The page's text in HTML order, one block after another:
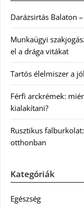
Darázsirtás Balaton
Munkaügyi
el a drága vitákat
Tartós élelmiszer a
Férfi arckrémek:
kialakítani?
Rusztikus
otthonban
Kategóriák
Egészség